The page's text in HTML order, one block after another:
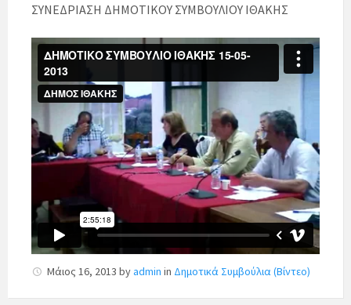
ΣΥΝΕΔΡΙΑΣΗ ΔΗΜΟΤΙΚΟΥ ΣΥΜΒΟΥΛΙΟΥ ΙΘΑΚΗΣ
Μάιος 16, 2013 byadmin in Δημοτικά Συμβούλια (Βίντεο)